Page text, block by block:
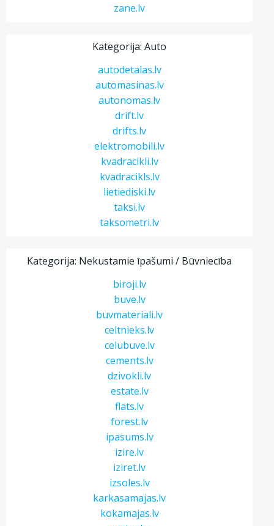
zane.lv
Kategorija: Auto
autodetalas.lv
automasinas.lv
autonomas.lv
drift.lv
drifts.lv
elektromobili.lv
kvadracikli.lv
kvadracikls.lv
lietiediski.lv
taksi.lv
taksometri.lv
Kategorija: Nekustamie īpašumi / Būvniecība
biroji.lv
buve.lv
buvmateriali.lv
celtnieks.lv
celubuve.lv
cements.lv
dzivokli.lv
estate.lv
flats.lv
forest.lv
ipasums.lv
izire.lv
iziret.lv
izsoles.lv
karkasamajas.lv
kokamajas.lv